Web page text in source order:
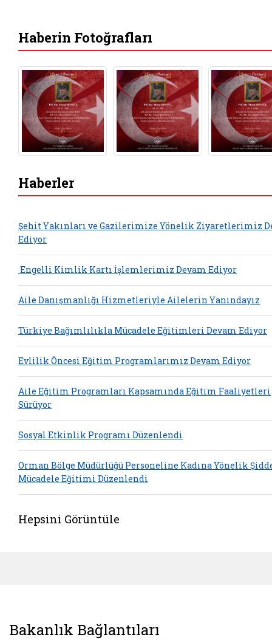
Haberin Fotoğrafları
Haberler
Şehit Yakınları ve Gazilerimize Yönelik Ziyaretlerimiz
Ediyor
Engelli Kimlik Kartı İşlemlerimiz Devam Ediyor
Aile Danışmanlığı Hizmetleriyle Ailelerin Yanındayız
Türkiye Bağımlılıkla Mücadele Eğitimleri Devam Ediyor
Evlilik Öncesi Eğitim Programlarımız Devam Ediyor
Aile Eğitim Programları Kapsamında Eğitim Faaliyetleri
Sürüyor
Sosyal Etkinlik Programı Düzenlendi
Orman Bölge Müdürlüğü Personeline Kadına Yönelik
Mücadele Eğitimi Düzenlendi
Hepsini Görüntüle
Bakanlık Bağlantıları